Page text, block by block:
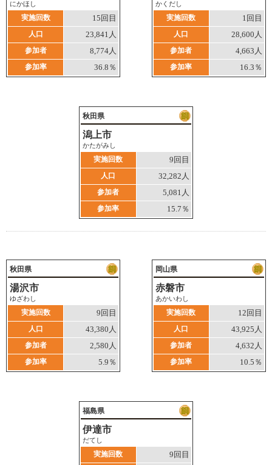
にかほし
実施回数 15回目
人口 23,841人
参加者 8,774人
参加率 36.8％
かくだし
実施回数 1回目
人口 28,600人
参加者 4,663人
参加率 16.3％
秋田県
潟上市
かたがみし
実施回数 9回目
人口 32,282人
参加者 5,081人
参加率 15.7％
秋田県
湯沢市
ゆざわし
実施回数 9回目
人口 43,380人
参加者 2,580人
参加率 5.9％
岡山県
赤磐市
あかいわし
実施回数 12回目
人口 43,925人
参加者 4,632人
参加率 10.5％
福島県
伊達市
だてし
実施回数 9回目